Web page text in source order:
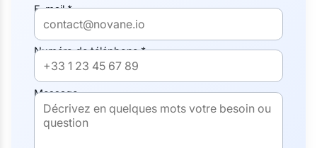
E-mail *
Numéro de téléphone *
Message